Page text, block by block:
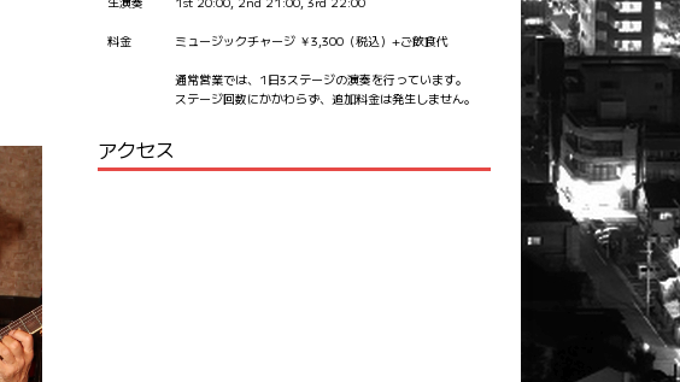
料金 ミュージックチャージ ￥3,300（税込）+ご飲食代
通常営業では、1日3ステージの演奏を行っています。
ステージ回数にかかわらず、追加料金は発生しません。
アクセス